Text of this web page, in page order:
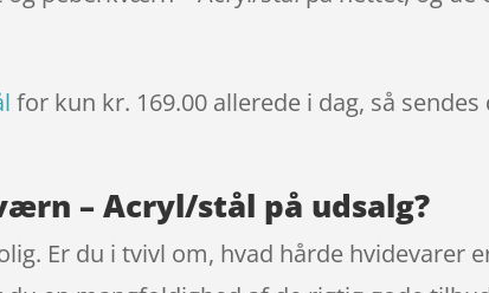
for kun kr. 169.00 allerede i dag, så
– Acryl/stål på udsalg?
Er du i tvivl om, hvad hårde hvidevarer